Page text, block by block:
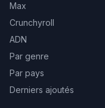
Max
Crunchyroll
ADN
Par genre
Par pays
Derniers ajoutés